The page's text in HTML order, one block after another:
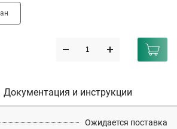
Документация и инструкции
Ожидается поставка